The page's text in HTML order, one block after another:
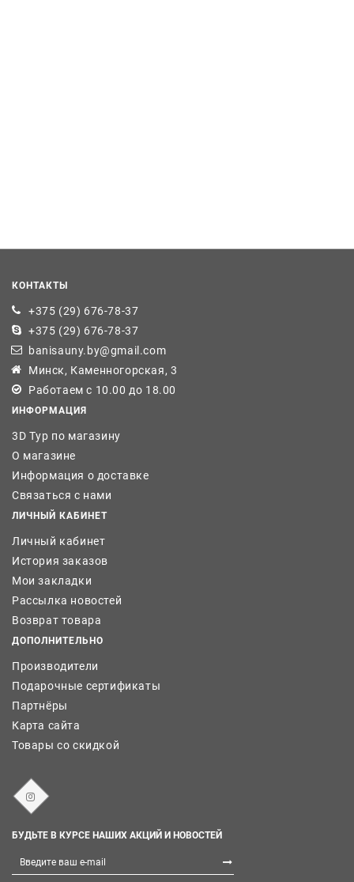
КОНТАКТЫ
+375 (29) 676-78-37
+375 (29) 676-78-37
banisauny.by@gmail.com
Минск, Каменногорская, 3
Работаем с 10.00 до 18.00
ИНФОРМАЦИЯ
3D Тур по магазину
О магазине
Информация о доставке
Связаться с нами
ЛИЧНЫЙ КАБИНЕТ
Личный кабинет
История заказов
Мои закладки
Рассылка новостей
Возврат товара
ДОПОЛНИТЕЛЬНО
Производители
Подарочные сертификаты
Партнёры
Карта сайта
Товары со скидкой
БУДЬТЕ В КУРСЕ НАШИХ АКЦИЙ И НОВОСТЕЙ